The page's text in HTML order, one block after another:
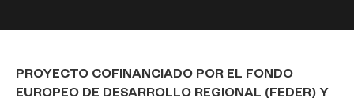
PROYECTO COFINANCIADO POR EL FONDO
EUROPEO DE DESARROLLO REGIONAL (FEDER) Y